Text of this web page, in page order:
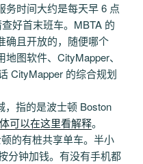
务时间大约是每天早 6 点
好首末班车。MBTA 的
确且开放的，随便哪个
图软件、CityMapper、
CityMapper 的综合规划
，指的是波士顿 Boston
可以在这里看解释。
的有桩共享单车。半小
分钟加钱。有没有手机都